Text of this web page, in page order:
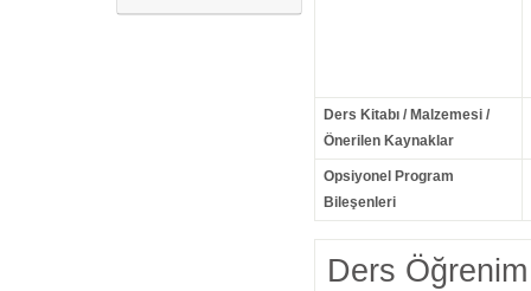
Ders Kitabı / Malzemesi /
Önerilen Kaynaklar
Opsiyonel Program
Bileşenleri
Ders Öğrenim